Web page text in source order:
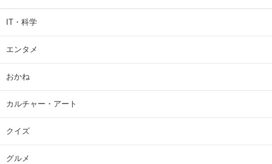
IT・科学
エンタメ
おかね
カルチャー・アート
クイズ
グルメ